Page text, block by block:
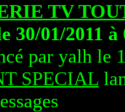
TV
30/01/2011 à
par yalh le
SPECIAL